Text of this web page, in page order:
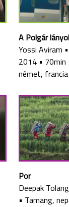
A Polgár
Yossi Aviram
2014 • 70min
német, francia
Por
Deepak
• Tamang,